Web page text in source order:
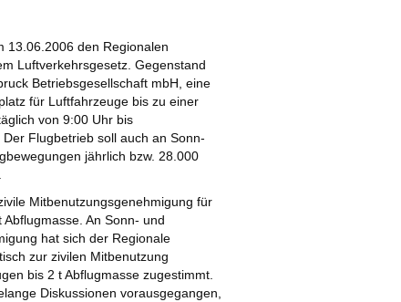
13.06.2006 den Regionalen
Luftverkehrsgesetz. Gegenstand
Betriebsgesellschaft mbH, eine
für Luftfahrzeuge bis zu einer
von 9:00 Uhr bis
Flugbetrieb soll auch an Sonn-
jährlich bzw. 28.000
Mitbenutzungsgenehmigung für
An Sonn- und
hat sich der Regionale
zur zivilen Mitbenutzung
bis 2 t Abflugmasse zugestimmt.
Diskussionen vorausgegangen,